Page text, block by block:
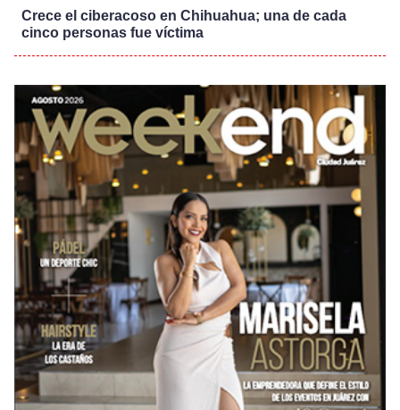
Crece el ciberacoso en Chihuahua; una de cada
cinco personas fue víctima